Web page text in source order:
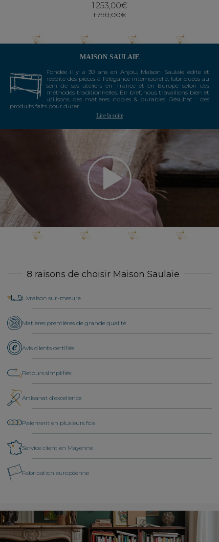
1 253,00€
1 790,00€
MAISON SAULAIE
Fondée il y a 30 ans en Anjou, Maison Saulaie édite et
réédite des pièces à l'élégance intemporelle, fabriquées au
sein de ses ateliers en France et en Europe selon des
méthodes traditionnelles. En bref, nous travaillons bien et
utilisons des matières nobles & durables. Résultat : des
produits faits pour durer.
Lire la suite
8 raisons de choisir Maison Saulaie
Livraison sur-mesure
Matières premières de grande qualité
Avis clients certifiés
Retours simplifiés
Artisanat d’excellence
Paiement en plusieurs fois
Service client en Mayenne
Fabrication européenne